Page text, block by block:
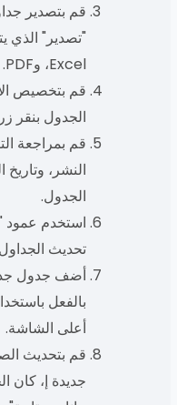
قم بتصدير
Excel، وPDF.
قم بتخصيص
الجدول بنقر
قم بمراجعة
النشر، وتاريخ
الجدول.
استخدم عمود
تحديث
أضف جدول
بالفعل
أعلى الشاشة.
قم بتحديث
جديدة إ، كان